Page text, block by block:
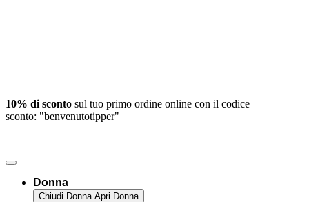
10% di sconto sul tuo primo ordine online con il codice
sconto: "benvenutotipper"
Donna
Chiudi Donna Apri Donna